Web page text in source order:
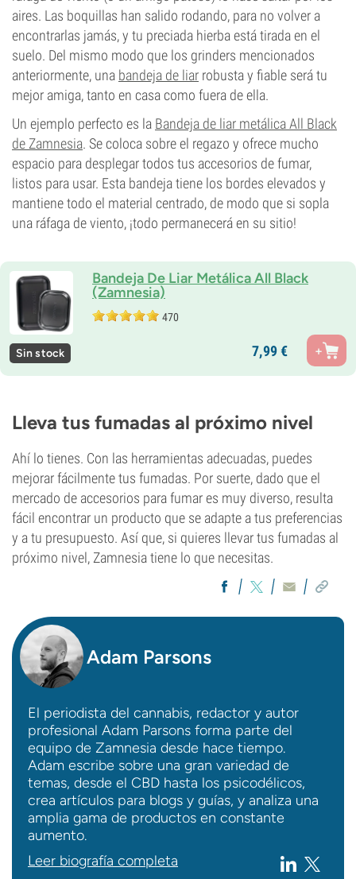
aires. Las boquillas han salido rodando, para no volver a
encontrarlas jamás, y tu preciada hierba está tirada en el
suelo. Del mismo modo que los grinders mencionados
anteriormente, una bandeja de liar robusta y fiable será tu
mejor amiga, tanto en casa como fuera de ella.
Un ejemplo perfecto es la Bandeja de liar metálica All Black
de Zamnesia. Se coloca sobre el regazo y ofrece mucho
espacio para desplegar todos tus accesorios de fumar,
listos para usar. Esta bandeja tiene los bordes elevados y
mantiene todo el material centrado, de modo que si sopla
una ráfaga de viento, ¡todo permanecerá en su sitio!
Bandeja De Liar Metálica All Black
(Zamnesia)
470
Sin stock 7,99€
Lleva tus fumadas al próximo nivel
Ahí lo tienes. Con las herramientas adecuadas, puedes
mejorar fácilmente tus fumadas. Por suerte, dado que el
mercado de accesorios para fumar es muy diverso, resulta
fácil encontrar un producto que se adapte a tus preferencias
y a tu presupuesto. Así que, si quieres llevar tus fumadas al
próximo nivel, Zamnesia tiene lo que necesitas.
Adam Parsons
El periodista del cannabis, redactor y autor
profesional Adam Parsons forma parte del
equipo de Zamnesia desde hace tiempo.
Adam escribe sobre una gran variedad de
temas, desde el CBD hasta los psicodélicos,
crea artículos para blogs y guías, y analiza una
amplia gama de productos en constante
aumento.
Leer biografía completa